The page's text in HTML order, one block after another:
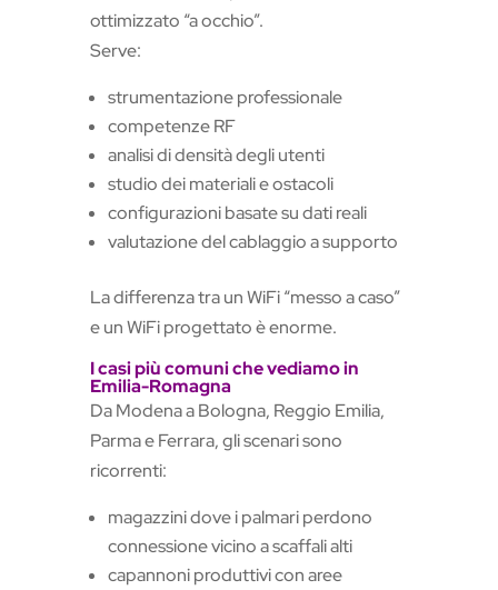
ottimizzato “a occhio”.
Serve:
strumentazione professionale
competenze RF
analisi di densità degli utenti
studio dei materiali e ostacoli
configurazioni basate su dati reali
valutazione del cablaggio a supporto
La differenza tra un WiFi “messo a caso”
e un WiFi progettato è enorme.
I casi più comuni che vediamo in
Emilia-Romagna
Da Modena a Bologna, Reggio Emilia,
Parma e Ferrara, gli scenari sono
ricorrenti:
magazzini dove i palmari perdono
connessione vicino a scaffali alti
capannoni produttivi con aree